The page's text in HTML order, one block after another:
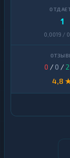
1
0,0019 /
0 / 0 / 2
4,8